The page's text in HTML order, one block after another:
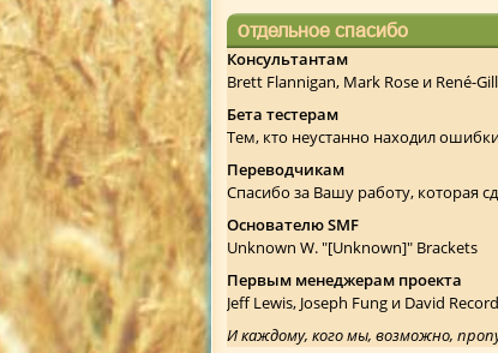
Отдельное спасибо
Консультантам
Brett Flannigan, Mark Rose и René-
Бета тестерам
Тем, кто неустанно находил
Переводчикам
Спасибо за Вашу работу, которая
Основателю SMF
Unknown W. "[Unknown]" Brackets
Первым менеджерам проекта
Jeff Lewis, Joseph Fung и David
И каждому, кого мы, возможно,